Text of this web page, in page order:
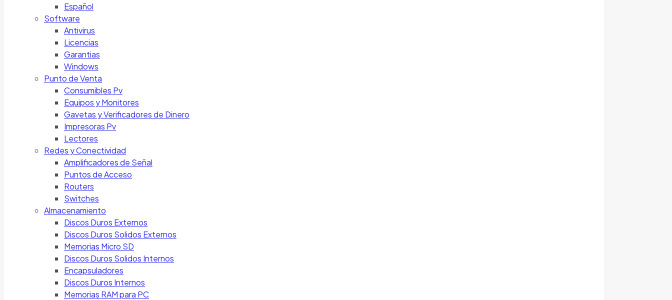
Español
Software
Antivirus
Licencias
Garantias
Windows
Punto de Venta
Consumibles Pv
Equipos y Monitores
Gavetas y Verificadores de Dinero
Impresoras Pv
Lectores
Redes y Conectividad
Amplificadores de Señal
Puntos de Acceso
Routers
Switches
Almacenamiento
Discos Duros Externos
Discos Duros Solidos Externos
Memorias Micro SD
Discos Duros Solidos Internos
Encapsuladores
Discos Duros Internos
Memorias RAM para PC